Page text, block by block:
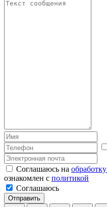
Соглашаюсь на
ознакомлен с политикой
Соглашаюсь
Отправить